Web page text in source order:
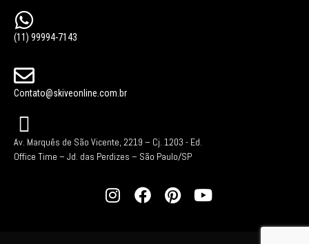
(11) 99994-7143
Contato@skiveonline.com.br
Av. Marquês de São Vicente, 2219 – Cj. 1203 - Ed.
Office Time – Jd. das Perdizes – São Paulo/SP